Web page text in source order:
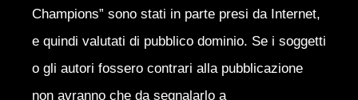
Champions” sono stati in parte presi da Internet,
e quindi valutati di pubblico dominio. Se i soggetti
o gli autori fossero contrari alla pubblicazione
non avranno che da segnalarlo a